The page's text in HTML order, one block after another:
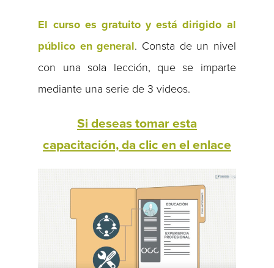
El curso es gratuito y está dirigido al
público en general. Consta de un nivel
con una sola lección, que se imparte
mediante una serie de 3 videos.
Si deseas tomar esta
capacitación, da clic en el enlace